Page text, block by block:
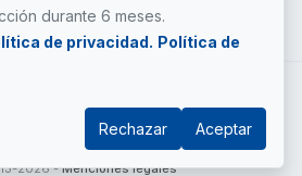
2026 -Menciones legales
durante 6 meses.
de privacidad. Política de
Rechazar Aceptar